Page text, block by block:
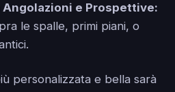
e Prospettive:
le spalle, primi piani, o
personalizzata e bella sarà